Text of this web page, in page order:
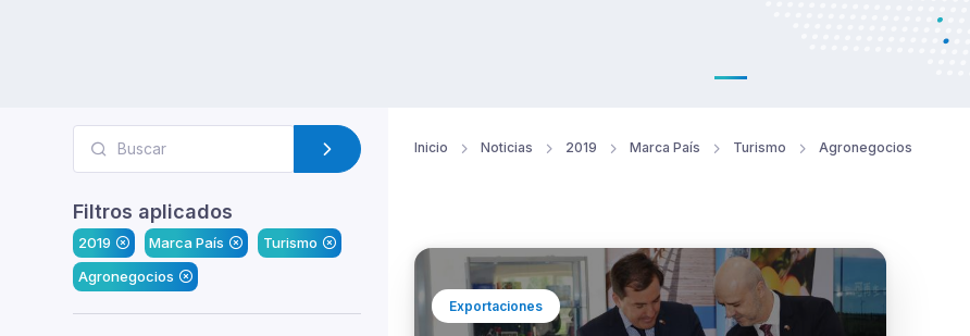
Filtros aplicados
2019 Marca País
Turismo
Agronegocios
Inicio Noticias 2019 Marca País Turismo Agronegocios
Exportaciones